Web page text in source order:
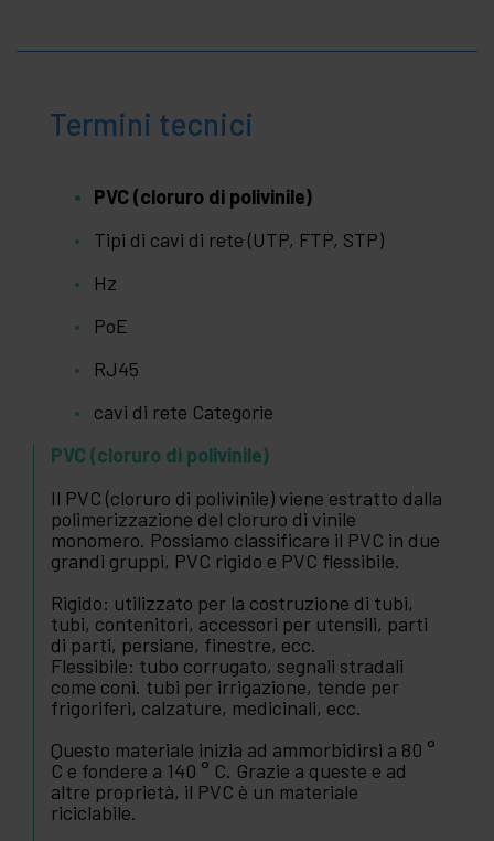
Termini tecnici
PVC (cloruro di polivinile)
Tipi di cavi di rete (UTP, FTP, STP)
Hz
PoE
RJ45
cavi di rete Categorie
PVC (cloruro di polivinile)
Il PVC (cloruro di polivinile) viene estratto dalla
polimerizzazione del cloruro di vinile
monomero. Possiamo classificare il PVC in due
grandi gruppi, PVC rigido e PVC flessibile.
Rigido: utilizzato per la costruzione di tubi,
tubi, contenitori, accessori per utensili, parti
di parti, persiane, finestre, ecc.
Flessibile: tubo corrugato, segnali stradali
come coni. tubi per irrigazione, tende per
frigoriferi, calzature, medicinali, ecc.
Questo materiale inizia ad ammorbidirsi a 80 °
C e fondere a 140 ° C. Grazie a queste e ad
altre proprietà, il PVC è un materiale
riciclabile.